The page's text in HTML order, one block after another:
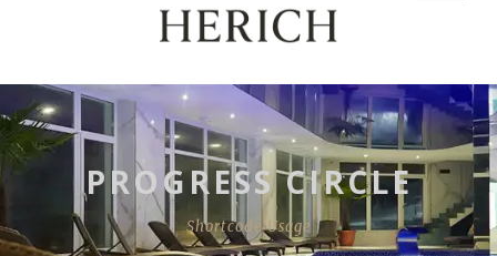
PROGRESS CIRCLE
Shortcode Usage